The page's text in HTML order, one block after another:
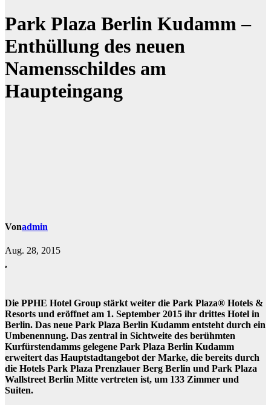
Park Plaza Berlin Kudamm –
Enthüllung des neuen
Namensschildes am
Haupteingang
Vonadmin
Aug. 28, 2015
Die PPHE Hotel Group stärkt weiter die Park Plaza® Hotels &
Resorts und eröffnet am 1. September 2015 ihr drittes Hotel in
Berlin. Das neue Park Plaza Berlin Kudamm entsteht durch ein
Umbenennung. Das zentral in Sichtweite des berühmten
Kurfürstendamms gelegene Park Plaza Berlin Kudamm
erweitert das Hauptstadtangebot der Marke, die bereits durch
die Hotels Park Plaza Prenzlauer Berg Berlin und Park Plaza
Wallstreet Berlin Mitte vertreten ist, um 133 Zimmer und
Suiten.